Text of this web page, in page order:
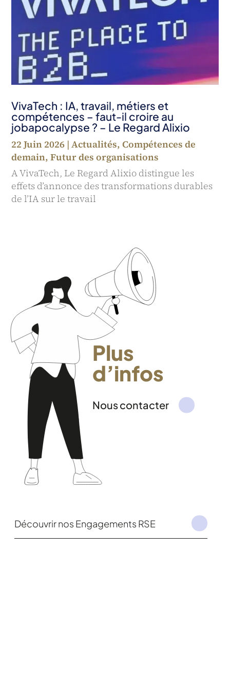
VivaTech : IA, travail, métiers et
compétences – faut-il croire au
jobapocalypse ? – Le Regard Alixio
22 Juin 2026 |Actualités,Compétences de
demain,Futur des organisations
A VivaTech, Le Regard Alixio distingue les
effets d’annonce des transformations durables
de l’IA sur le travail
Plus
d’infos
Nous contacter
Découvrir nos Engagements RSE